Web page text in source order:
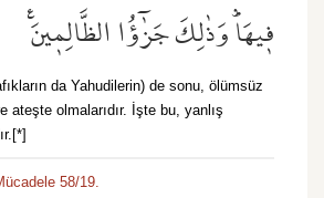
ف۪يهَاۜ وَذٰلِكَ جَزٰٓؤُا الظَّالِم۪ينَ۟
da Yahudilerin) de sonu, ölümsüz
ateşte olmalarıdır. İşte bu, yanlış
58/19.